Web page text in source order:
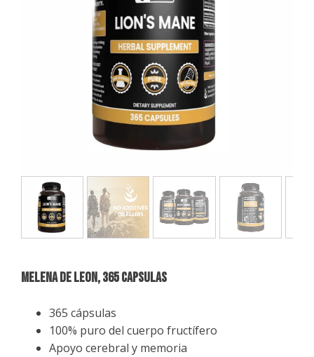
MELENA DE LEON, 365 Capsulas
365 cápsulas
100% puro del cuerpo fructífero
Apoyo cerebral y memoria